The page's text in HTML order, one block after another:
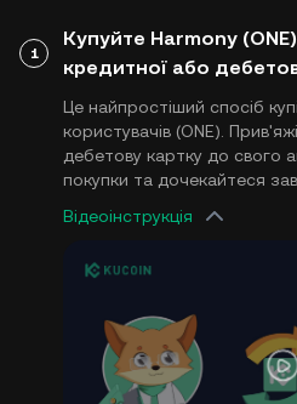
1
Купуйте Harmony
кредитної або
Це найпростіший спосіб
користувачів (ONE).
дебетову картку до свого
покупки та дочекайтеся
Відеоінструкція